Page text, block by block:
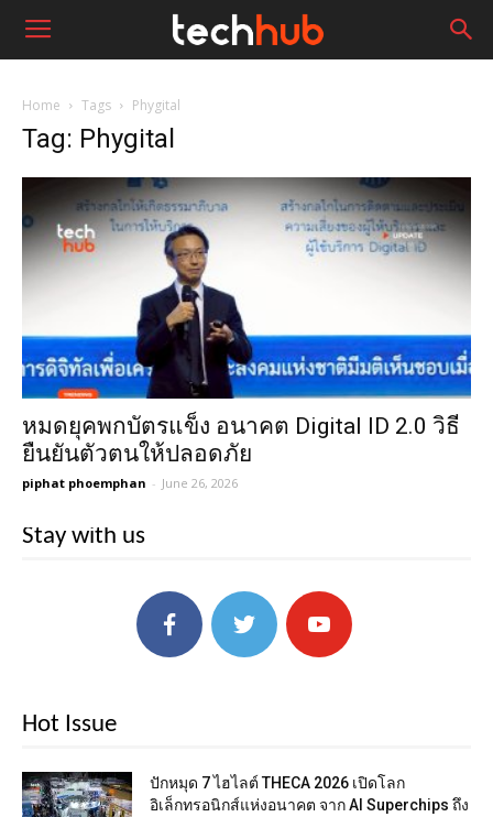
Home Tags Phygital
Tag: Phygital
หมดยุคพกบัตรแข็ง อนาคต Digital ID 2.0 วิธี
ยืนยันตัวตนให้ปลอดภัย
piphat phoemphan - June 26, 2026
Stay with us
Hot Issue
ปักหมุด 7 ไฮไลต์ THECA 2026 เปิดโลก
อิเล็กทรอนิกส์แห่งอนาคต จาก AI Superchips ถึง